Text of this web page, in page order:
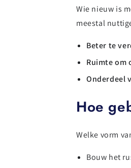
Wie nieuw is
meestal
Beter te
Ruimte om
Onderdeel
Hoe
Welke vorm
Bouw het